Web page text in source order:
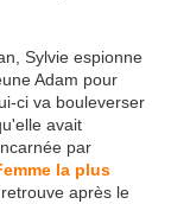
Sylvie espionne
Adam pour
ci va bouleverser
avait
par
la plus
après le